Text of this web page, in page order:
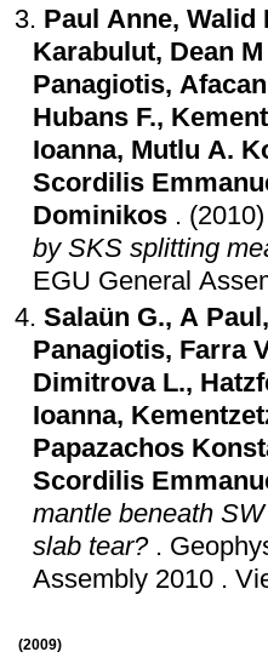
Paul Anne, Walid
Karabulut, Dean
Panagiotis,
Hubans F.,
Ioanna, Mutlu A.
Scordilis
Dominikos . (2010)
by SKS splitting
EGU General
Salaün G., A Paul
Panagiotis, Farra
Dimitrova L.,
Ioanna,
Papazachos
Scordilis
mantle beneath
slab tear? .
Assembly 2010 .
(2009)